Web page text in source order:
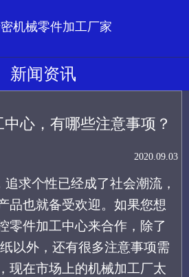
机械零件加工厂家
新闻资讯
心，有哪些注意事项？
2020.09.03
求个性已经成了社会潮流，
品也就备受欢迎。 如果您想
零件加工中心来合作，除了
以外，还有很多注意事项需
现在市场上的机械加工厂太